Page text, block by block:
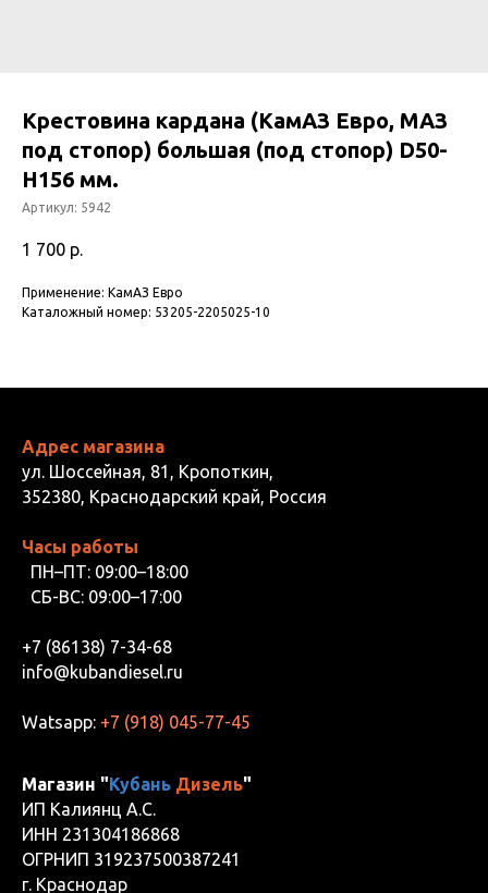
Крестовина кардана (КамАЗ Евро, МАЗ
под стопор) большая (под стопор) D50-
H156 мм.
Артикул: 5942
1 700 р.
Применение: КамАЗ Евро
Каталожный номер: 53205-2205025-10
Адрес магазина
ул. Шоссейная, 81, Кропоткин,
352380, Краснодарский край, Россия
Часы работы
ПН–ПТ: 09:00–18:00
СБ-ВС: 09:00–17:00
+7 (86138) 7-34-68
info@kubandiesel.ru
Watsapp: +7 (918) 045-77-45
Магазин "Кубань Дизель"
ИП Калиянц А.С.
ИНН 231304186868
ОГРНИП 319237500387241
г. Краснодар